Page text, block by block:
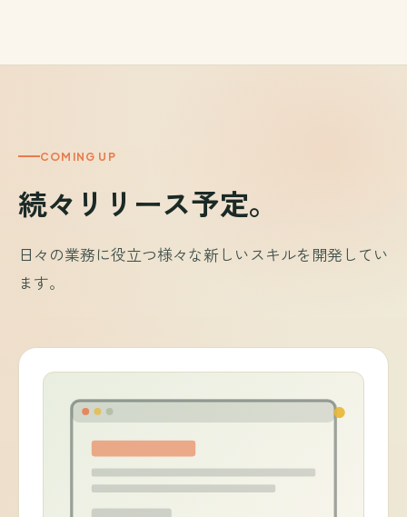
COMING UP
続々リリース予定。
日々の業務に役立つ様々な新しいスキルを開発してい
ます。